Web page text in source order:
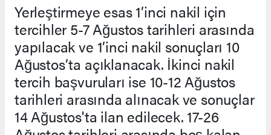
Yerleştirmeye esas 1’inci nakil için
tercihler 5-7 Ağustos tarihleri arasında
yapılacak ve 1’inci nakil sonuçları 10
Ağustos’ta açıklanacak. İkinci nakil
tercih başvuruları ise 10-12 Ağustos
tarihleri arasında alınacak ve sonuçlar
14 Ağustos'ta ilan edilecek. 17-26